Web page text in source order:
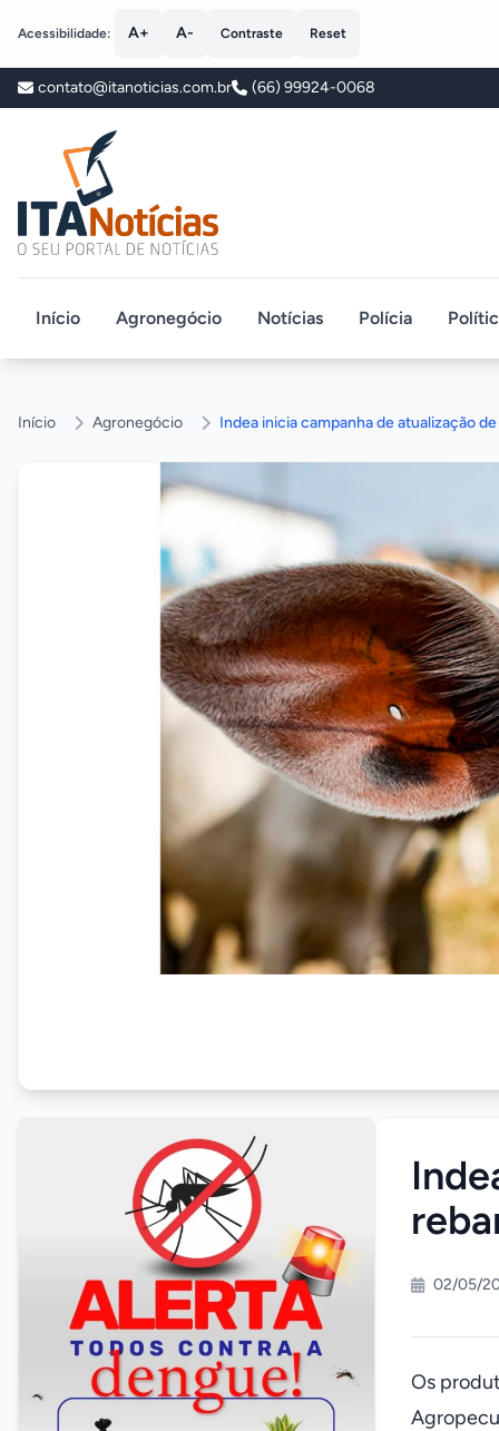
Acessibilidade: A+ A- Contraste Reset
contato@itanoticias.com.br (66) 99924-0068
ITA Notícias
Início Agronegócio Notícias Polícia
Início Agronegócio Indea inicia campanha de atualização
02/05/
Os